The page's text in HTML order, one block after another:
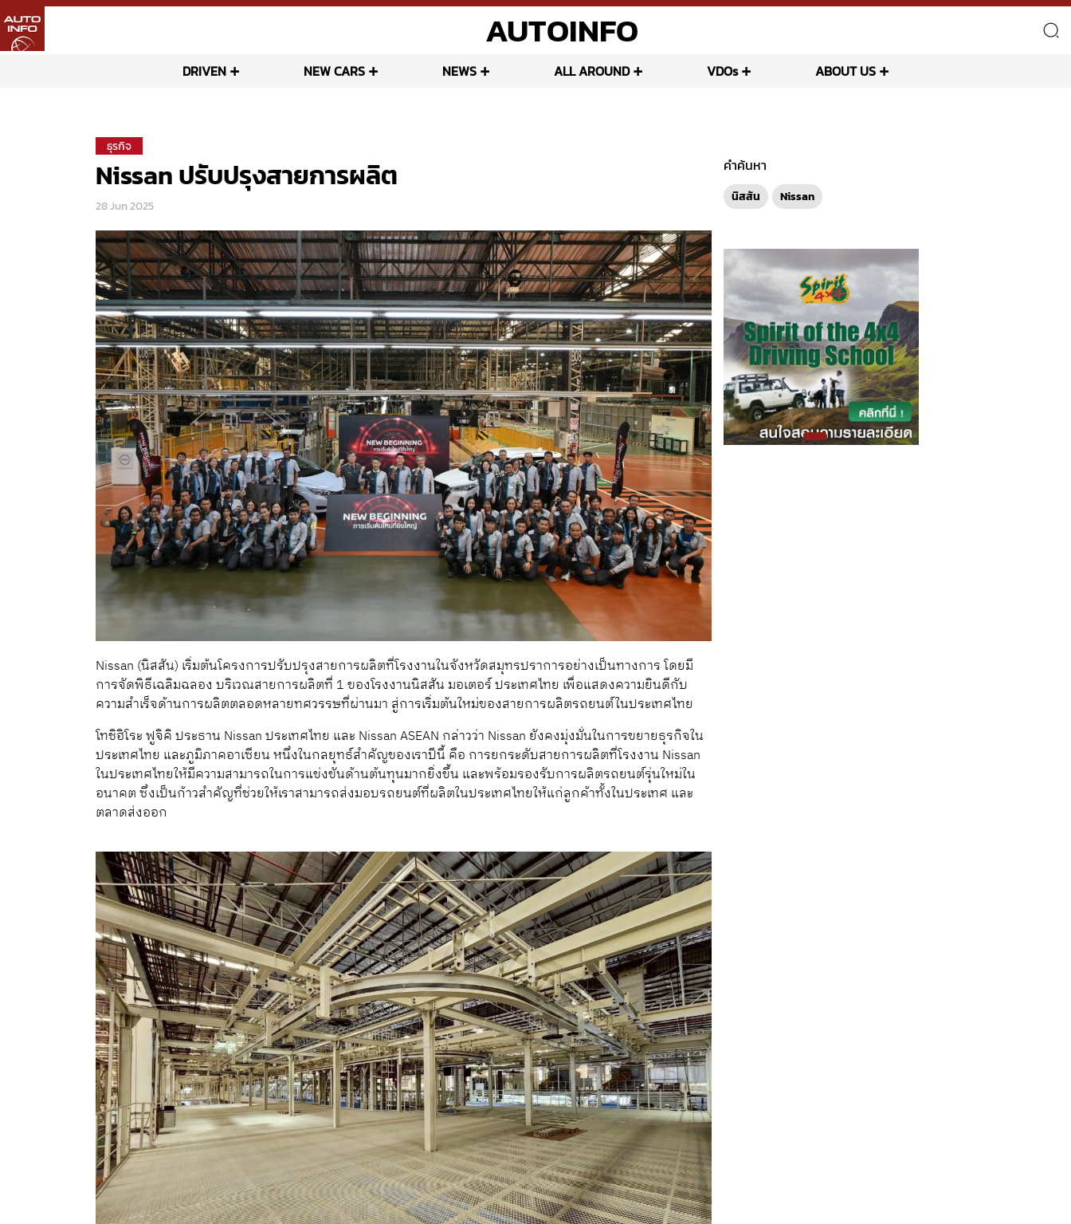
AUTOINFO
DRIVEN NEW CARS NEWS ALL AROUND VDOs ABOUT US
ธุรกิจ
Nissan ปรับปรุงสายการผลิต
28 Jun 2025
Nissan (นิสสัน) เริ่มต้นโครงการปรับปรุงสายการผลิตที่โรงงานในจังหวัดสมุทรปราการอย่างเป็นทางการ โดยมี
การจัดพิธีเฉลิมฉลอง บริเวณสายการผลิตที่ 1 ของโรงงานนิสสัน มอเตอร์ ประเทศไทย เพื่อแสดงความยินดีกับ
ความสำเร็จด้านการผลิตตลอดหลายทศวรรษที่ผ่านมา สู่การเริ่มต้นใหม่ของสายการผลิตรถยนต์ในประเทศไทย
โทชิฮิโระ ฟูจิคิ ประธาน Nissan ประเทศไทย และ Nissan ASEAN กล่าวว่า Nissan ยังคงมุ่งมั่นในการขยายธุรกิจใน
ประเทศไทย และภูมิภาคอาเซียน หนึ่งในกลยุทธ์สำคัญของเราปีนี้ คือ การยกระดับสายการผลิตที่โรงงาน Nissan
ในประเทศไทยให้มีความสามารถในการแข่งขันด้านต้นทุนมากยิ่งขึ้น และพร้อมรองรับการผลิตรถยนต์รุ่นใหม่ใน
อนาคต ซึ่งเป็นก้าวสำคัญที่ช่วยให้เราสามารถส่งมอบรถยนต์ที่ผลิตในประเทศไทยให้แก่ลูกค้าทั้งในประเทศ และ
ตลาดส่งออก
คำค้นหา
นิสสัน Nissan